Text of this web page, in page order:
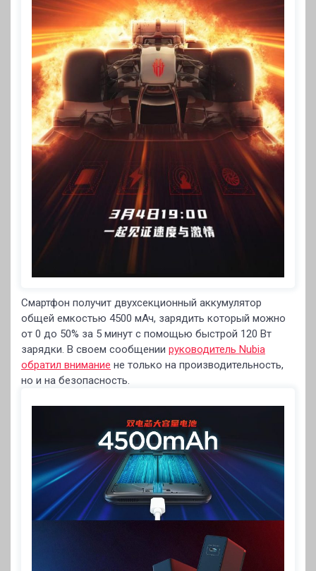
Смартфон получит двухсекционный аккумулятор
общей емкостью 4500 мАч, зарядить который можно
от 0 до 50% за 5 минут с помощью быстрой 120 Вт
зарядки. В своем сообщении руководитель Nubia
обратил внимание не только на производительность,
но и на безопасность.